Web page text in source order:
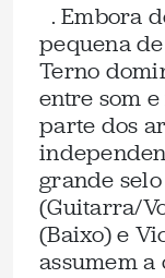
. Embora
pequena
Terno
entre som
parte dos
grande
(Guitarra/
(Baixo) e
assumem